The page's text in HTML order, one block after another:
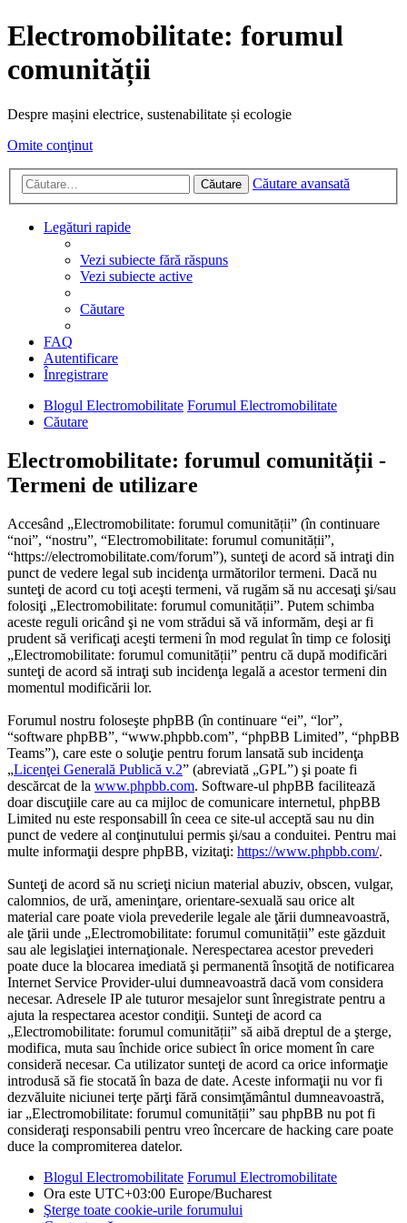
Electromobilitate: forumul
comunității
Despre mașini electrice, sustenabilitate și ecologie
Omite conţinut
Căutare Căutare avansată
Legături rapide
Vezi subiecte fără răspuns
Vezi subiecte active
Căutare
FAQ
Autentificare
Înregistrare
Blogul Electromobilitate Forumul Electromobilitate
Căutare
Electromobilitate: forumul comunității -
Termeni de utilizare
Accesând „Electromobilitate: forumul comunității” (în continuare
“noi”, “nostru”, “Electromobilitate: forumul comunității”,
“https://electromobilitate.com/forum”), sunteţi de acord să intraţi din
punct de vedere legal sub incidenţa următorilor termeni. Dacă nu
sunteţi de acord cu toţi aceşti termeni, vă rugăm să nu accesaţi şi/sau
folosiţi „Electromobilitate: forumul comunității”. Putem schimba
aceste reguli oricând şi ne vom strădui să vă informăm, deşi ar fi
prudent să verificaţi aceşti termeni în mod regulat în timp ce folosiţi
„Electromobilitate: forumul comunității” pentru că după modificări
sunteţi de acord să intraţi sub incidenţa legală a acestor termeni din
momentul modificării lor.
Forumul nostru foloseşte phpBB (în continuare “ei”, “lor”,
“software phpBB”, “www.phpbb.com”, “phpBB Limited”, “phpBB
Teams”), care este o soluţie pentru forum lansată sub incidenţa
„Licenţei Generală Publică v.2” (abreviată „GPL”) şi poate fi
descărcat de la www.phpbb.com. Software-ul phpBB facilitează
doar discuţiile care au ca mijloc de comunicare internetul, phpBB
Limited nu este responsabill în ceea ce site-ul acceptă sau nu din
punct de vedere al conţinutului permis şi/sau a conduitei. Pentru mai
multe informaţii despre phpBB, vizitaţi: https://www.phpbb.com/.
Sunteţi de acord să nu scrieţi niciun material abuziv, obscen, vulgar,
calomnios, de ură, ameninţare, orientare-sexuală sau orice alt
material care poate viola prevederile legale ale ţării dumneavoastră,
ale ţării unde „Electromobilitate: forumul comunității” este găzduit
sau ale legislaţiei internaţionale. Nerespectarea acestor prevederi
poate duce la blocarea imediată şi permanentă însoţită de notificarea
Internet Service Provider-ului dumneavoastră dacă vom considera
necesar. Adresele IP ale tuturor mesajelor sunt înregistrate pentru a
ajuta la respectarea acestor condiţii. Sunteţi de acord ca
„Electromobilitate: forumul comunității” să aibă dreptul de a şterge,
modifica, muta sau închide orice subiect în orice moment în care
consideră necesar. Ca utilizator sunteţi de acord ca orice informaţie
introdusă să fie stocată în baza de date. Aceste informaţii nu vor fi
dezvăluite niciunei terţe părţi fără consimţământul dumneavoastră,
iar „Electromobilitate: forumul comunității” sau phpBB nu pot fi
consideraţi responsabili pentru vreo încercare de hacking care poate
duce la compromiterea datelor.
Blogul Electromobilitate Forumul Electromobilitate
Ora este UTC+03:00 Europe/Bucharest
Şterge toate cookie-urile forumului